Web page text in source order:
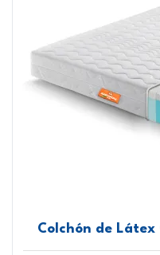
Colchón de Látex